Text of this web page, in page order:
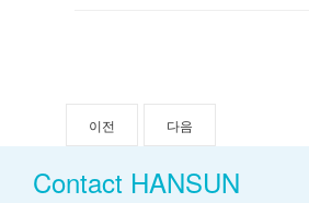
이전 다음
Contact HANSUN